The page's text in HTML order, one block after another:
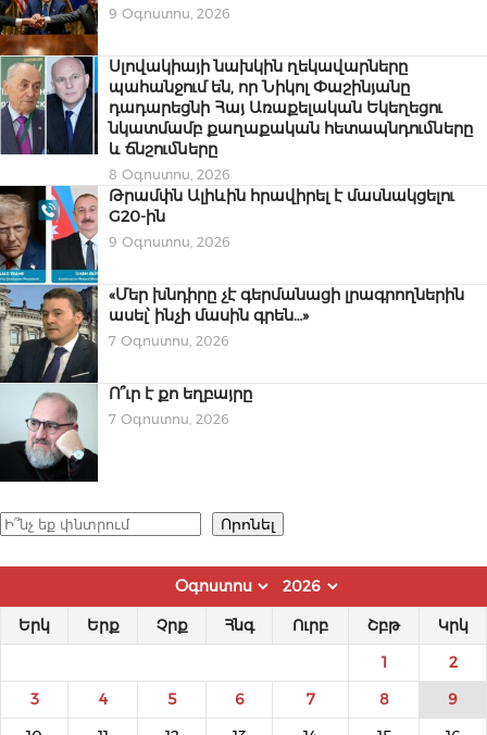
9 Օգոստոս, 2026
Սլովակիայի նախկին ղեկավարները
պահանջում են, որ Նիկոլ Փաշինյանը
դադարեցնի Հայ Առաքելական Եկեղեցու
նկատմամբ քաղաքական հետապնդումները
և ճնշումները
8 Օգոստոս, 2026
Թրամփն Ալիևին հրավիրել է մասնակցելու
G20-ին
9 Օգոստոս, 2026
«Մեր խնդիրը չէ գերմանացի լրագրողներին
ասել՝ ինչի մասին գրեն…»
7 Օգոստոս, 2026
Ո՞ւր է քո եղբայրը
7 Օգոստոս, 2026
Որոնել Որոնել
Երկ Երք Չրք Հնգ Ուրբ Շբթ Կրկ
1 2
3 4 5 6 7 8 9